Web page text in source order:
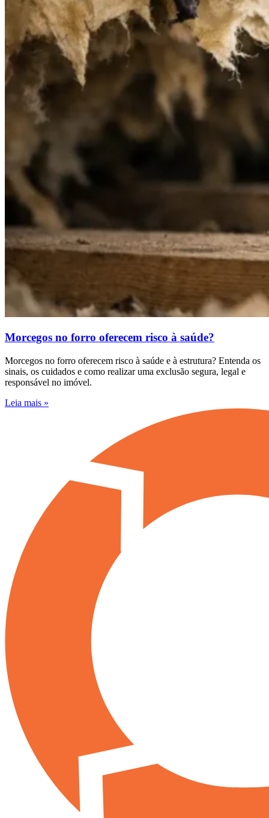
Morcegos no forro oferecem risco à saúde?
Morcegos no forro oferecem risco à saúde e à estrutura? Entenda os
sinais, os cuidados e como realizar uma exclusão segura, legal e
responsável no imóvel.
Leia mais »